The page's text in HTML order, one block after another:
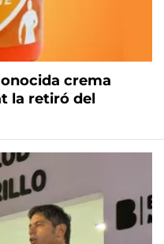
crema
la retiró del